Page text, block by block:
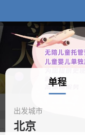
单程
出发城市
北京